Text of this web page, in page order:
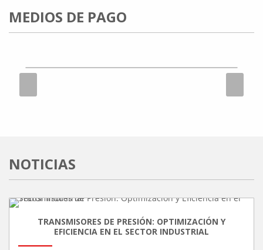
MEDIOS DE PAGO
NOTICIAS
TRANSMISORES DE PRESIÓN: OPTIMIZACIÓN Y
EFICIENCIA EN EL SECTOR INDUSTRIAL